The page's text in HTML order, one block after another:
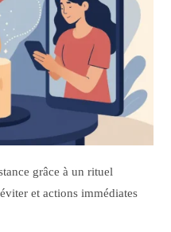
grâce à un rituel
et actions immédiates